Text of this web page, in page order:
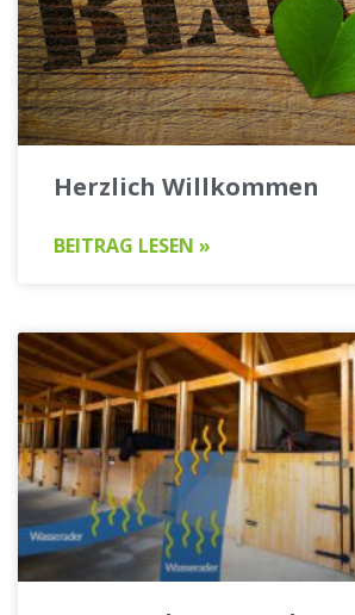
Herzlich Willkommen
BEITRAG LESEN »